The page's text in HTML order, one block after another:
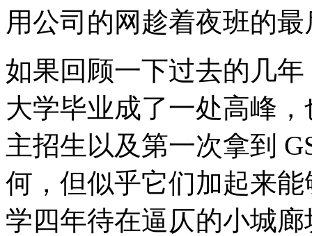
用公司的网趁着夜班的
如果回顾一下过去的几
大学毕业成了一处高峰
主招生以及第一次拿到
何，但似乎它们加起来
学四年待在逼仄的小城